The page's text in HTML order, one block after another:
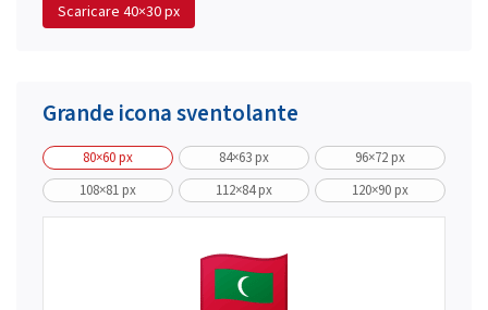
Scaricare 40×30 px
Grande icona sventolante
80×60 px 84×63 px
96×72 px
108×81 px
112×84 px 120×90 px